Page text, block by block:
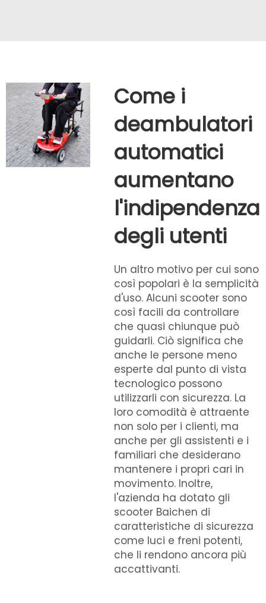
Come i
deambulatori
automatici
aumentano
l'indipendenza
degli utenti
Un altro motivo per cui sono
così popolari è la semplicità
d'uso. Alcuni scooter sono
così facili da controllare
che quasi chiunque può
guidarli. Ciò significa che
anche le persone meno
esperte dal punto di vista
tecnologico possono
utilizzarli con sicurezza. La
loro comodità è attraente
non solo per i clienti, ma
anche per gli assistenti e i
familiari che desiderano
mantenere i propri cari in
movimento. Inoltre,
l'azienda ha dotato gli
scooter Baichen di
caratteristiche di sicurezza
come luci e freni potenti,
che li rendono ancora più
accattivanti.